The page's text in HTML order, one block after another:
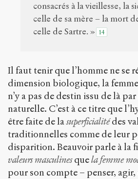
consacrés à la vieillesse, la
celle de sa mère – la mort
celle de Sartre. » 14
Il faut tenir que l’homme ne se
dimension biologique, la
n’y a pas de destin issu de là
naturelle. C’est à ce titre que
être faite de lasuperficialitédes
traditionnelles comme de leur
disparition. Beauvoir parle à la
valeurs masculinesquela femme
pour son compte – penser,